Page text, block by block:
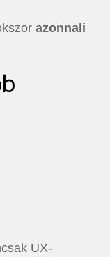
azonnali
UX-